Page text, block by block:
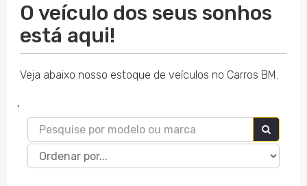
O veículo dos seus sonhos
está aqui!
Veja abaixo nosso estoque de veículos no Carros BM.
'